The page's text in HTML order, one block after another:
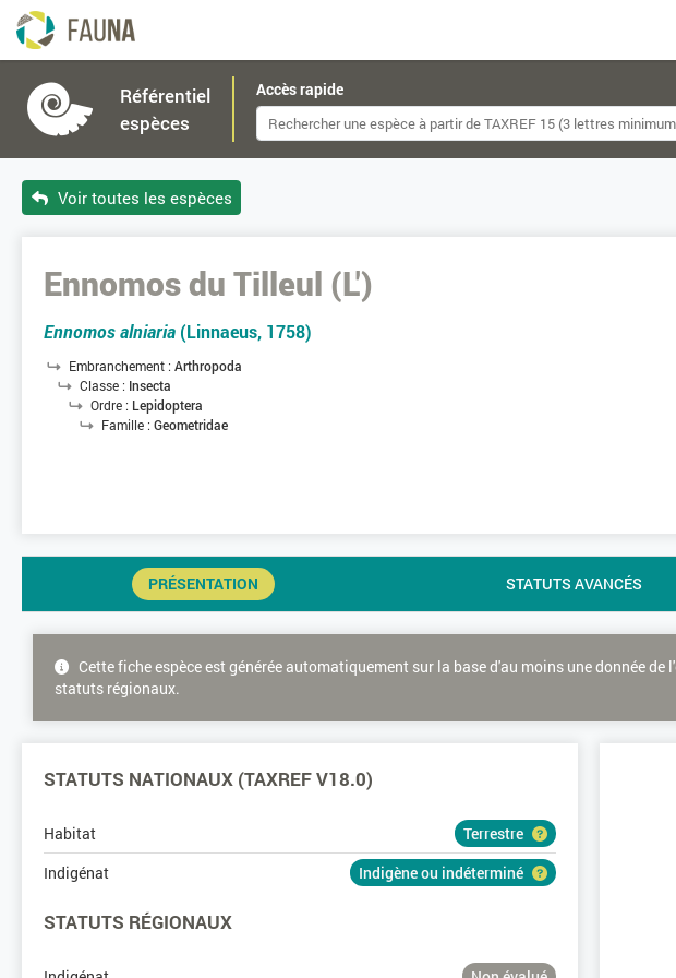
Référentiel
espèces
Accès rapide
Voir toutes les espèces
Ennomos du Tilleul (L')
Ennomos alniaria (Linnaeus, 1758)
Embranchement : Arthropoda
Classe : Insecta
Ordre : Lepidoptera
Famille : Geometridae
PRÉSENTATION STATUTS AVANCÉS
Cette fiche espèce est générée automatiquement sur la base d'au moins une donnée
statuts régionaux.
STATUTS NATIONAUX (TAXREF V18.0)
Habitat
Terrestre
Indigénat
Indigène ou indéterminé
STATUTS RÉGIONAUX